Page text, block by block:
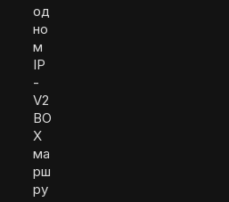
од
но
м
IP
-
V2
BO
X
ма
рш
ру